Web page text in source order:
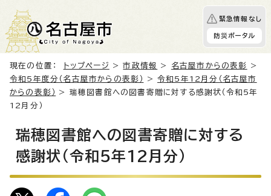
緊急情報なし
防災ポータル
現在の位置： トップページ >市政情報 > 名古屋市からの表彰
>
令和5年度分（名古屋市からの表彰）
>令和5年12月分（名古屋市
からの表彰）
> 瑞穂図書館への図書寄贈に対する感謝状（令和5年
12月分）
瑞穂図書館への図書寄贈に対する
感謝状（令和5年12月分）